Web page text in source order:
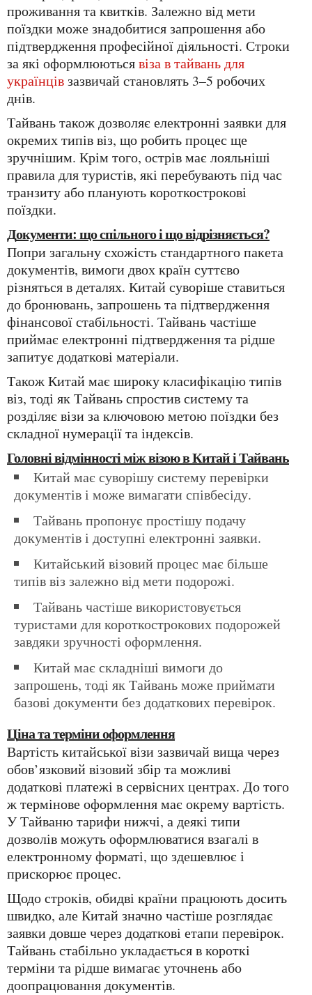
проживання та квитків. Залежно від мети
поїздки може знадобитися запрошення або
підтвердження професійної діяльності. Строки
за які оформлюютьсявіза в тайвань для
українцівзазвичай становлять 3–5 робочих
днів.
Тайвань також дозволяє електронні заявки для
окремих типів віз, що робить процес ще
зручнішим. Крім того, острів має лояльніші
правила для туристів, які перебувають під час
транзиту або планують короткострокові
поїздки.
Документи: що спільного і що відрізняється?
Попри загальну схожість стандартного пакета
документів, вимоги двох країн суттєво
різняться в деталях. Китай суворіше ставиться
до бронювань, запрошень та підтвердження
фінансової стабільності. Тайвань частіше
приймає електронні підтвердження та рідше
запитує додаткові матеріали.
Також Китай має широку класифікацію типів
віз, тоді як Тайвань спростив систему та
розділяє візи за ключовою метою поїздки без
складної нумерації та індексів.
Головні відмінності між візою в Китай і Тайвань
Китай має суворішу систему перевірки
документів і може вимагати співбесіду.
Тайвань пропонує простішу подачу
документів і доступні електронні заявки.
Китайський візовий процес має більше
типів віз залежно від мети подорожі.
Тайвань частіше використовується
туристами для короткострокових подорожей
завдяки зручності оформлення.
Китай має складніші вимоги до
запрошень, тоді як Тайвань може приймати
базові документи без додаткових перевірок.
Ціна та терміни оформлення
Вартість китайської візи зазвичай вища через
обов’язковий візовий збір та можливі
додаткові платежі в сервісних центрах. До того
ж термінове оформлення має окрему вартість.
У Тайваню тарифи нижчі, а деякі типи
дозволів можуть оформлюватися взагалі в
електронному форматі, що здешевлює і
прискорює процес.
Щодо строків, обидві країни працюють досить
швидко, але Китай значно частіше розглядає
заявки довше через додаткові етапи перевірок.
Тайвань стабільно укладається в короткі
терміни та рідше вимагає уточнень або
доопрацювання документів.